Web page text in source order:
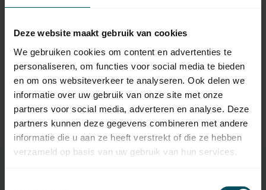
Deze website maakt gebruik van cookies
We gebruiken cookies om content en advertenties te
personaliseren, om functies voor social media te bieden
en om ons websiteverkeer te analyseren. Ook delen we
informatie over uw gebruik van onze site met onze
partners voor social media, adverteren en analyse. Deze
partners kunnen deze gegevens combineren met andere
informatie die u aan ze heeft verstrekt of die ze hebben
verzameld op basis van uw gebruik van hun services.
Shutter control: DKG
digital key
In stock
52,95